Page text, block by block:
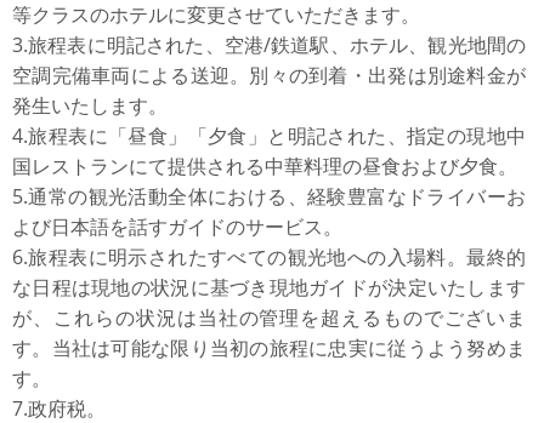
等クラスのホテルに変更させていただきます。
3.旅程表に明記された、空港/鉄道駅、ホテル、観光地間の
空調完備車両による送迎。別々の到着・出発は別途料金が
発生いたします。
4.旅程表に「昼食」「夕食」と明記された、指定の現地中
国レストランにて提供される中華料理の昼食および夕食。
5.通常の観光活動全体における、経験豊富なドライバーお
よび日本語を話すガイドのサービス。
6.旅程表に明示されたすべての観光地への入場料。最終的
な日程は現地の状況に基づき現地ガイドが決定いたします
が、これらの状況は当社の管理を超えるものでございま
す。当社は可能な限り当初の旅程に忠実に従うよう努めま
す。
7.政府税。